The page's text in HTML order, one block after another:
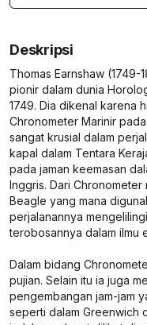
Deskripsi
Thomas Earnshaw
pionir dalam dunia
1749. Dia dikenal karena
Chronometer Marinir
sangat krusial dalam
kapal dalam Tentara
pada jaman keemasan
Inggris. Dari
Beagle yang mana
perjalanannya
terobosannya dalam ilmu
Dalam bidang
pujian. Selain itu ia juga
pengembangan jam-jam
seperti dalam Greenwich